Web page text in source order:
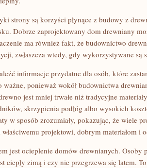
strony są korzyści płynące z budowy z
Dobrze zaprojektowany dom drewniany
ma również fakt, że budownictwo
zwłaszcza wtedy, gdy wykorzystywane są
informacje przydatne dla osób, które
ważne, ponieważ wokół budownictwa
jest mniej trwałe niż tradycyjne
skrzypienia podłóg albo wysokich
w sposób zrozumiały, pokazując, że wiele
projektowi, dobrym materiałom i
jest ocieplenie domów drewnianych. Osoby
ciepły zimą i czy nie przegrzewa się latem.